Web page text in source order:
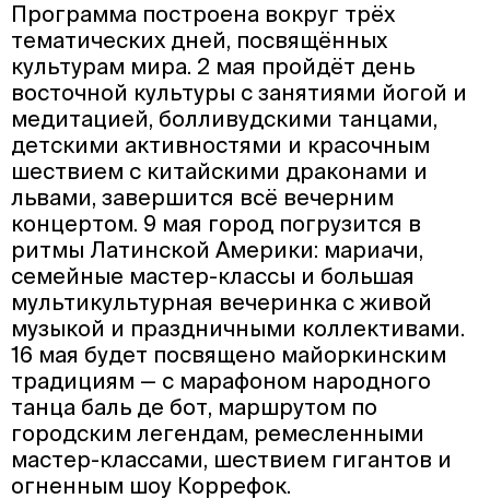
Программа построена вокруг трёх
тематических дней, посвящённых
культурам мира. 2 мая пройдёт день
восточной культуры с занятиями йогой и
медитацией, болливудскими танцами,
детскими активностями и красочным
шествием с китайскими драконами и
львами, завершится всё вечерним
концертом. 9 мая город погрузится в
ритмы Латинской Америки: мариачи,
семейные мастер-классы и большая
мультикультурная вечеринка с живой
музыкой и праздничными коллективами.
16 мая будет посвящено майоркинским
традициям — с марафоном народного
танца баль де бот, маршрутом по
городским легендам, ремесленными
мастер-классами, шествием гигантов и
огненным шоу Коррефок.